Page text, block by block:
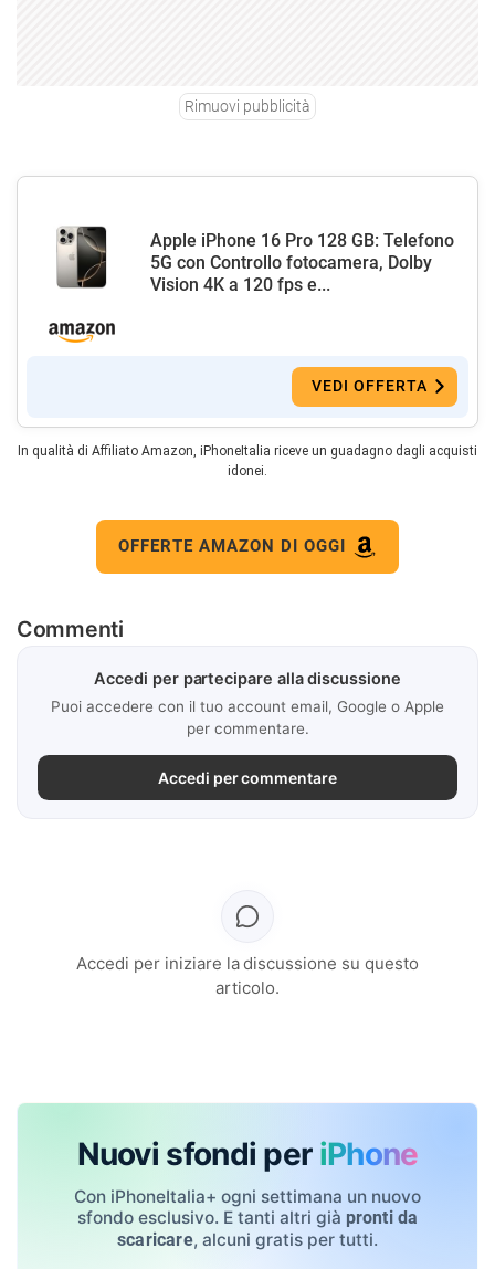
Rimuovi pubblicità
Apple iPhone 16 Pro 128 GB: Telefono
5G con Controllo fotocamera, Dolby
Vision 4K a 120 fps e...
VEDI OFFERTA
In qualità di Affiliato Amazon, iPhoneItalia riceve un guadagno dagli acquisti
idonei.
OFFERTE AMAZON DI OGGI
Commenti
Accedi per partecipare alla discussione
Puoi accedere con il tuo account email, Google o Apple
per commentare.
Accedi per commentare
Accedi per iniziare la discussione su questo
articolo.
Nuovi sfondi per iPhone
Con iPhoneItalia+ ogni settimana un nuovo
sfondo esclusivo. E tanti altri già pronti da
scaricare, alcuni gratis per tutti.